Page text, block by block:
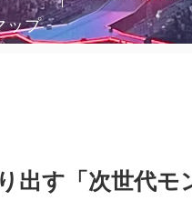
ップ
出す「次世代モ